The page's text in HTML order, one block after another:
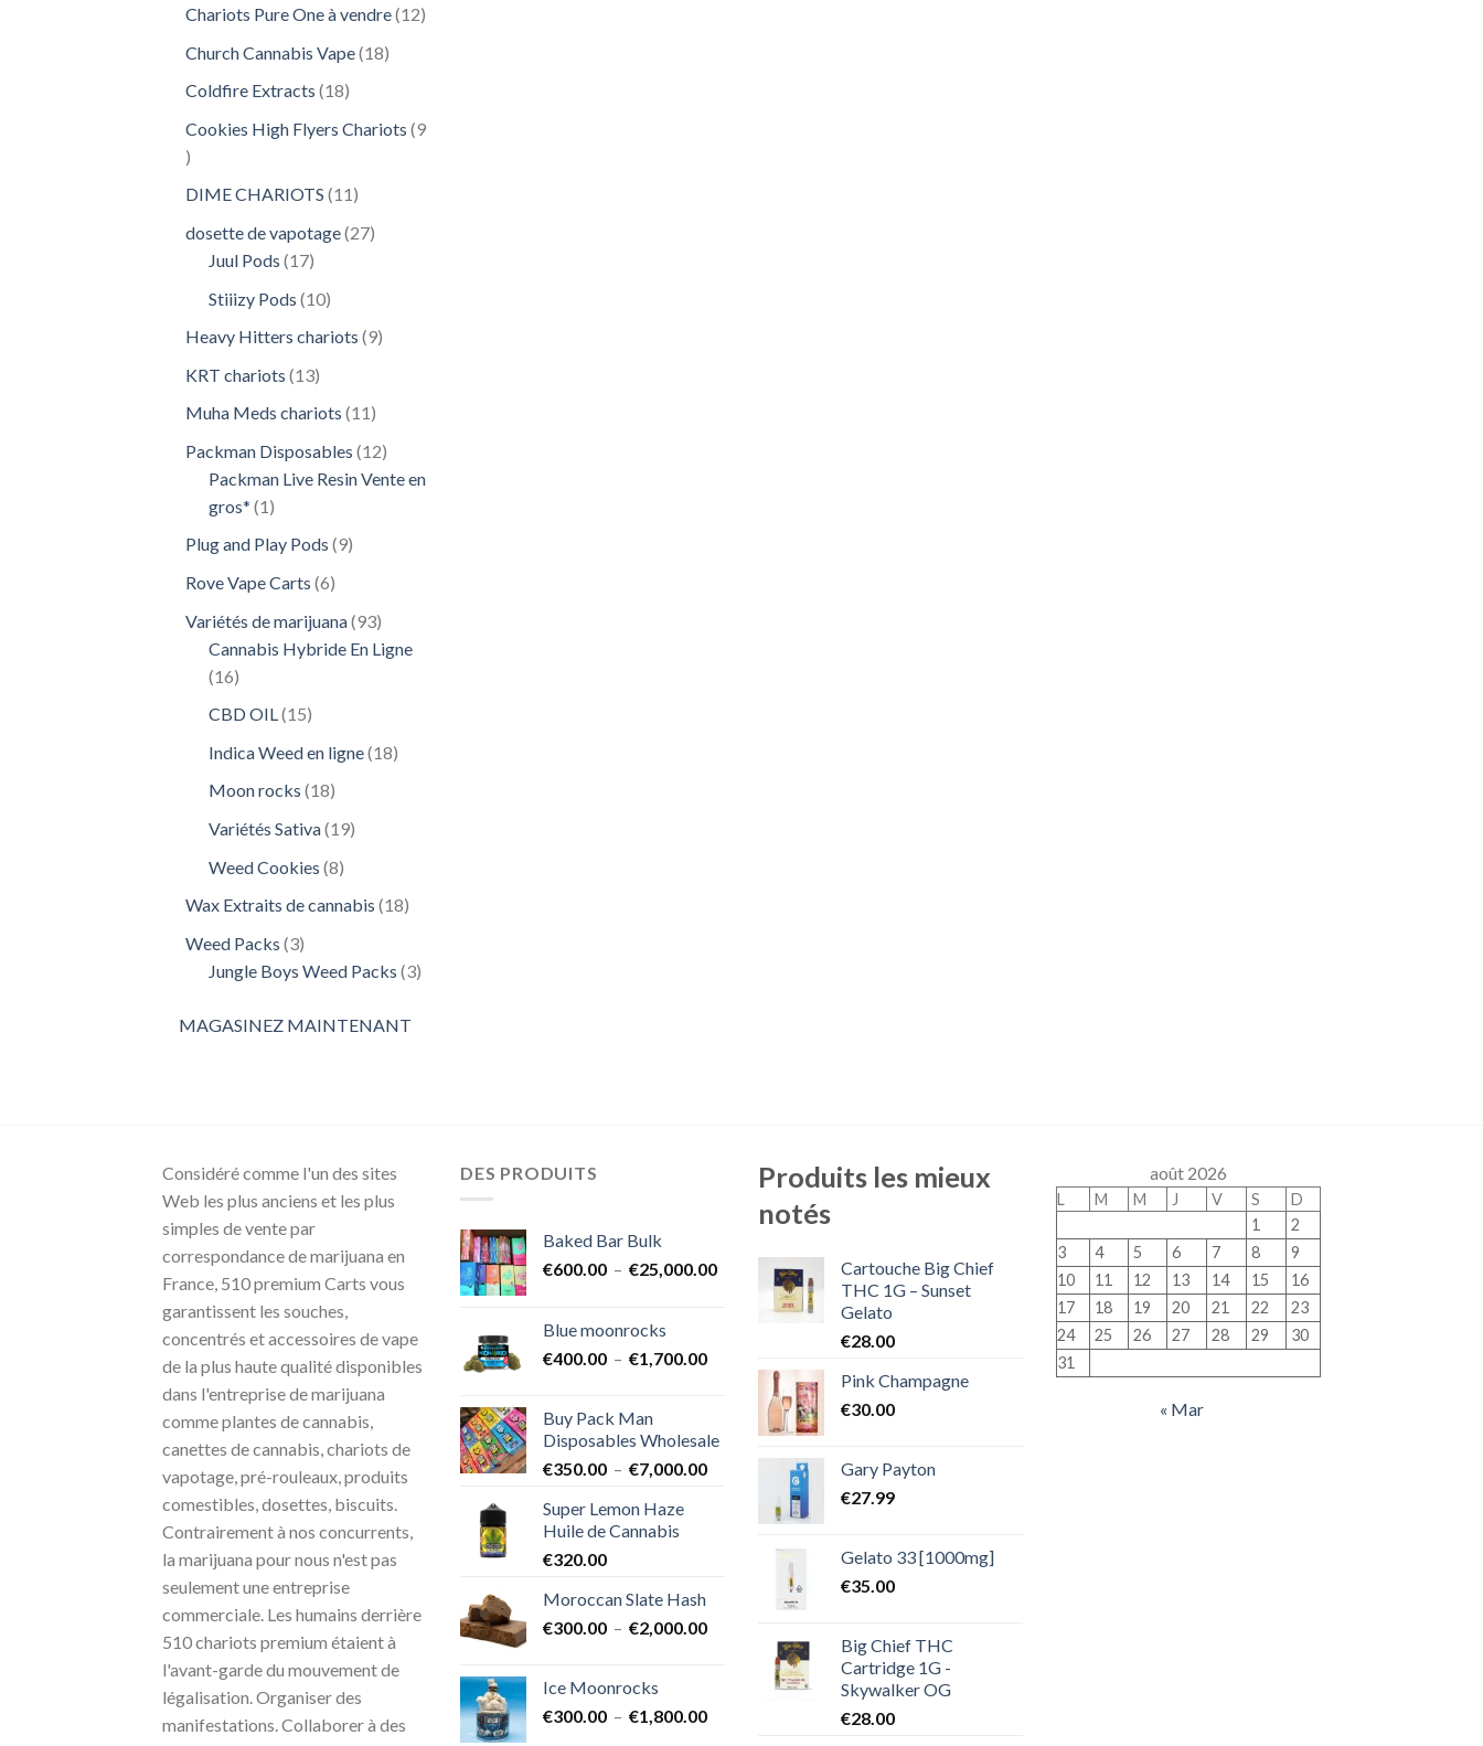
Chariots Pure One à vendre 1212
Church Cannabis Vape 1818
Coldfire Extracts 1818
Cookies High Flyers Chariots 9
9
DIME CHARIOTS 1111
dosette de vapotage 2727
Juul Pods 1717
Stiiizy Pods 1010
Heavy Hitters chariots 99
KRT chariots 1313
Muha Meds chariots 1111
Packman Disposables 1212
produits
Packman Live Resin Vente en
gros* 11
Plug and Play Pods 99
Rove Vape Carts 66
Variétés de marijuana 9393
produits
Cannabis Hybride En Ligne
1616
CBD OIL 1515
Indica Weed en ligne 1818
Moon rocks 1818
Variétés Sativa 1919
Weed Cookies 88
Wax Extraits de cannabis 1818
Weed Packs 33
produits
Jungle Boys Weed Packs 33
MAGASINEZ MAINTENANT
Considéré comme l'un des sites
Web les plus anciens et les plus
simples de vente par
correspondance de marijuana en
France, 510 premium Carts vous
garantissent les souches,
concentrés et accessoires de vape
de la plus haute qualité disponibles
dans l'entreprise de marijuana
comme plantes de cannabis,
canettes de cannabis, chariots de
vapotage, pré-rouleaux, produits
comestibles, dosettes, biscuits.
Contrairement à nos concurrents,
la marijuana pour nous n'est pas
seulement une entreprise
commerciale. Les humains derrière
510 chariots premium étaient à
l'avant-garde du mouvement de
légalisation. Organiser des
manifestations. Collaborer à des
DES PRODUITS
Baked Bar Bulk
€600.00 – €25,000.00Plage
€25,000.00
Blue moonrocks
€400.00 – €1,700.00Plage
€400.00
à
€1,700.00
Buy Pack Man
Disposables Wholesale
€350.00 – €7,000.00Plage
Super Lemon Haze
Huile de Cannabis
€320.00
Moroccan Slate Hash
€300.00 – €2,000.00Plage
à
Ice Moonrocks
€300.00 – €1,800.00Plage
Produits les mieux
notés
Cartouche Big Chief
THC 1G – Sunset
Gelato
€28.00
Pink Champagne
€30.00
Gary Payton
€27.99
Gelato 33 [1000mg]
€35.00
Big Chief THC
Cartridge 1G -
Skywalker OG
€28.00
août 2026
L M M J V S
D
1
2
3
4 5 6 7 8
9
10
11 12 13 14 15
16
17
18 19 20 21 22
23
24
25 26 27 28 29
30
31
« Mar